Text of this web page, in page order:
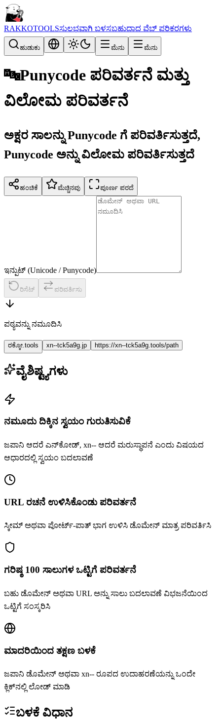
RAKKOTOOLSಸುಲಭವಾಗಿ ಬಳಸಬಹುದಾದ ವೆಬ್ ಪರಿಕರಗಳು
ಹುಡುಕು ಮೆನು ಮೆನು
🔤Punycode ಪರಿವರ್ತನೆ ಮತ್ತು
ವಿಲೋಮ ಪರಿವರ್ತನೆ
ಅಕ್ಷರ ಸಾಲನ್ನು Punycode ಗೆ ಪರಿವರ್ತಿಸುತ್ತದೆ,
Punycode ಅನ್ನು ವಿಲೋಮ ಪರಿವರ್ತಿಸುತ್ತದೆ
ಹಂಚಿಕೆ ಮೆಚ್ಚಿನವು ಪೂರ್ಣ ಪರದೆ
ಇನ್ಪುಟ್ (Unicode / Punycode)
ರಿಸೆಟ್ ಪರಿವರ್ತಿಸು
ಪಠ್ಯವನ್ನು ನಮೂದಿಸಿ
ರಕ್ಕೋ.tools xn--tck5a9g.jp https://xn--tck5a9g.tools/path
ವೈಶಿಷ್ಟ್ಯಗಳು
ನಮೂದು ದಿಕ್ಕಿನ ಸ್ವಯಂ ಗುರುತಿಸುವಿಕೆ
ಜಪಾನಿ ಆದರೆ ಎನ್‌ಕೋಡ್, xn-- ಆದರೆ ಮರುಸ್ಥಾಪನೆ ಎಂದು ವಿಷಯದ
ಆಧಾರದಲ್ಲಿ ಸ್ವಯಂ ಬದಲಾವಣೆ
URL ರಚನೆ ಉಳಿಸಿಕೊಂಡು ಪರಿವರ್ತನೆ
ಸ್ಕೀಮ್ ಅಥವಾ ಪೋರ್ಟ್-ಪಾತ್ ಭಾಗ ಉಳಿಸಿ ಡೊಮೇನ್ ಮಾತ್ರ ಪರಿವರ್ತಿಸಿ
ಗರಿಷ್ಠ 100 ಸಾಲುಗಳ ಒಟ್ಟಿಗೆ ಪರಿವರ್ತನೆ
ಬಹು ಡೊಮೇನ್ ಅಥವಾ URL ಅನ್ನು ಸಾಲು ಬದಲಾವಣೆ ವಿಭಜನೆಯಿಂದ
ಒಟ್ಟಿಗೆ ಸಂಸ್ಕರಿಸಿ
ಮಾದರಿಯಿಂದ ತಕ್ಷಣ ಬಳಕೆ
ಜಪಾನಿ ಡೊಮೇನ್ ಅಥವಾ xn-- ರೂಪದ ಉದಾಹರಣೆಯನ್ನು ಒಂದೇ
ಕ್ಲಿಕ್‌ನಲ್ಲಿ ಲೋಡ್ ಮಾಡಿ
ಬಳಕೆ ವಿಧಾನ